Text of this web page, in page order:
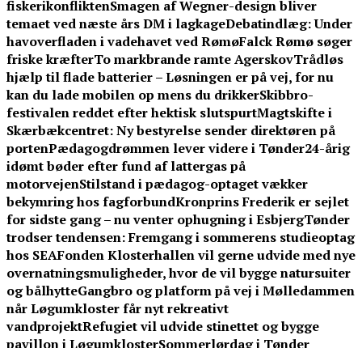
fiskerikonfliktenSmagen af Wegner-design bliver
temaet ved næste års DM i lagkageDebatindlæg: Under
havoverfladen i vadehavet ved RømøFalck Rømø søger
friske kræfterTo markbrande ramte AgerskovTrådløs
hjælp til flade batterier – Løsningen er på vej, for nu
kan du lade mobilen op mens du drikkerSkibbro-
festivalen reddet efter hektisk slutspurtMagtskifte i
Skærbækcentret: Ny bestyrelse sender direktøren på
portenPædagogdrømmen lever videre i Tønder24-årig
idømt bøder efter fund af lattergas på
motorvejenStilstand i pædagog-optaget vækker
bekymring hos fagforbundKronprins Frederik er sejlet
for sidste gang – nu venter ophugning i EsbjergTønder
trodser tendensen: Fremgang i sommerens studieoptag
hos SEAFonden Klosterhallen vil gerne udvide med nye
overnatningsmuligheder, hvor de vil bygge natursuiter
og bålhytteGangbro og platform på vej i Mølledammen
når Løgumkloster får nyt rekreativt
vandprojektRefugiet vil udvide stinettet og bygge
pavillon i LøgumklosterSommerlørdag i Tønder